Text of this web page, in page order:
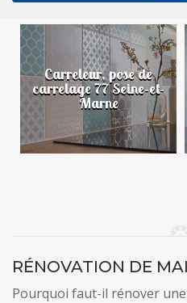
Carreleur, pose de
carrelage 77 Seine-et-
Marne
RÉNOVATION DE
Pourquoi faut-il rénover une